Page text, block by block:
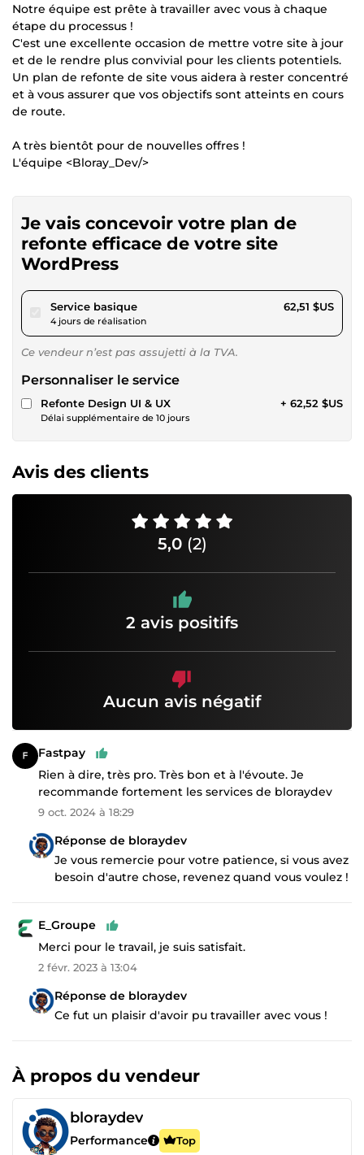
Notre équipe est prête à travailler avec vous à chaque
étape du processus !
C'est une excellente occasion de mettre votre site à jour
et de le rendre plus convivial pour les clients potentiels.
Un plan de refonte de site vous aidera à rester concentré
et à vous assurer que vos objectifs sont atteints en cours
de route.
A très bientôt pour de nouvelles offres !
L'équipe <Bloray_Dev/>
Je vais concevoir votre plan de
refonte efficace de votre site
WordPress
Service basiquepour 57,62 $US
4 jours de réalisation
62,51 $US
Ce vendeur n’est pas assujetti à la TVA.
Personnaliser le service
Refonte Design UI & UX
Délai supplémentaire de 10 jours
+ 62,52 $US
Avis des clients
5,0 (2)
2 avis positifs
Aucun avis négatif
Fastpay
Rien à dire, très pro. Très bon et à l'évoute. Je
recommande fortement les services de bloraydev
9 oct. 2024 à 18:29
Réponse de bloraydev
Je vous remercie pour votre patience, si vous avez
besoin d'autre chose, revenez quand vous voulez !
E_Groupe
Merci pour le travail, je suis satisfait.
2 févr. 2023 à 13:04
Réponse de bloraydev
Ce fut un plaisir d'avoir pu travailler avec vous !
À propos du vendeur
bloraydev
Performance Top